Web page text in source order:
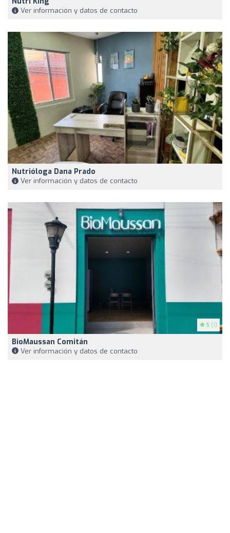
Ver información y datos de contacto
Nutrióloga Dana Prado
Ver información y datos de contacto
5 (1)
BioMaussan Comitán
Ver información y datos de contacto